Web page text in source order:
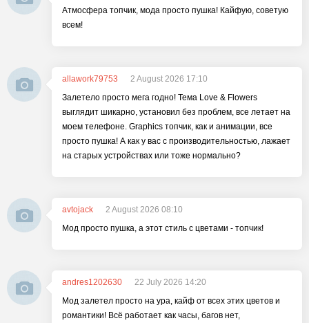
Атмосфера топчик, мода просто пушка! Кайфую, советую
всем!
allawork79753
2 August 2026 17:10
Залетело просто мега годно! Тема Love & Flowers
выглядит шикарно, установил без проблем, все летает на
моем телефоне. Graphics топчик, как и анимации, все
просто пушка! А как у вас с производительностью, лажает
на старых устройствах или тоже нормально?
avtojack
2 August 2026 08:10
Мод просто пушка, а этот стиль с цветами - топчик!
andres1202630
22 July 2026 14:20
Мод залетел просто на ура, кайф от всех этих цветов и
романтики! Всё работает как часы, багов нет,